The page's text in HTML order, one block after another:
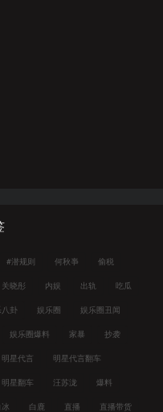
#潜规则 何秋亊 偷税
关晓彤 内娱 出轨 吃瓜
八卦 娱乐圈 娱乐圈丑闻
娱乐圈爆料 家暴 抄袭
明星代言 明星代言翻车
明星翻车 汪苏泷 爆料
冰 白鹿 直播 直播带货